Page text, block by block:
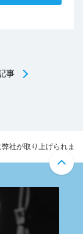
事
社が取り上げられま